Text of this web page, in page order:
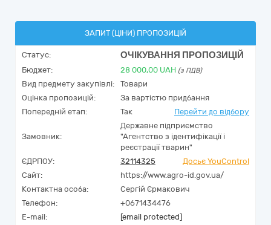
ЗАПИТ (ЦІНИ) ПРОПОЗИЦІЙ
Статус: ОЧІКУВАННЯ ПРОПОЗИЦІЙ
Бюджет: 28 000,00 UAH (з ПДВ)
Вид предмету закупівлі:
Товари
Оцінка пропозицій:
За вартістю придбання
Попередній етап:
Так Перейти до відбору
Замовник:
Державне підприємство
"Агентство з ідентифікації і
реєстрації тварин"
ЄДРПОУ:
32114325
Досьє YouControl
Сайт:
https://www.agro-id.gov.ua/
Контактна особа:
Сергій Єрмакович
Телефон:
+0671434476
E-mail:
[email protected]